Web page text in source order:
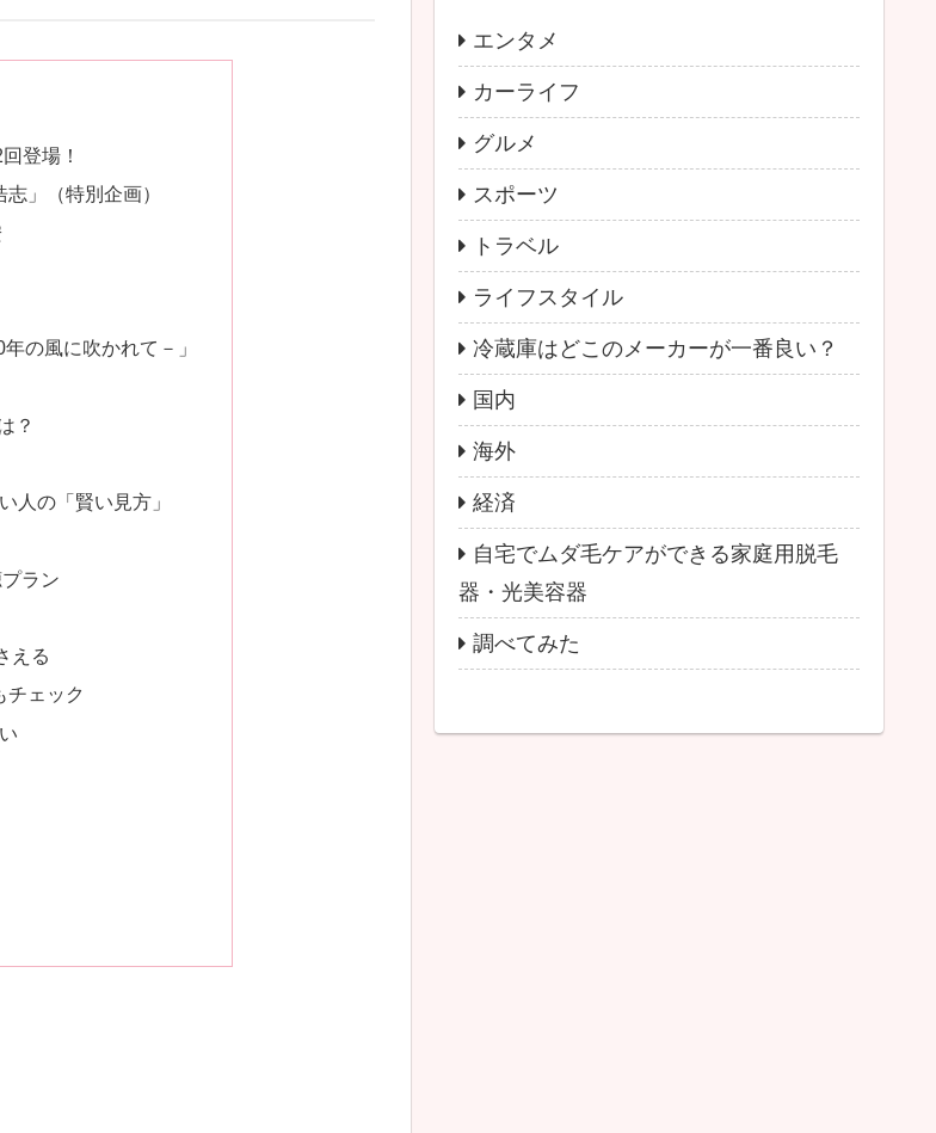
登場！
」（特別企画）
の風に吹かれて－」
？
人の「賢い見方」
ラン
える
ェック
エンタメ
カーライフ
グルメ
スポーツ
トラベル
ライフスタイル
冷蔵庫はどこのメーカーが一番良い？
国内
海外
経済
自宅でムダ毛ケアができる家庭用脱毛
器・光美容器
調べてみた